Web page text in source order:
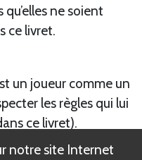
ne soient
ce livret.
un joueur comme un
les règles qui lui
ce livret).
notre site Internet